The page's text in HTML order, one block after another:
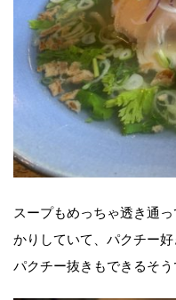
スープもめっちゃ透き通
かりしていて、パクチー
パクチー抜きもできるそう